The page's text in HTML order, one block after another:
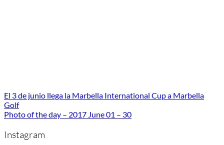
El 3 de junio llega la Marbella International Cup a Marbella
Golf
Photo of the day – 2017 June 01 – 30
Instagram